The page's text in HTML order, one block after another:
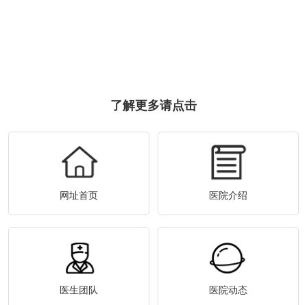
了解更多请点击
网址首页 医院介绍
医生团队 医院动态